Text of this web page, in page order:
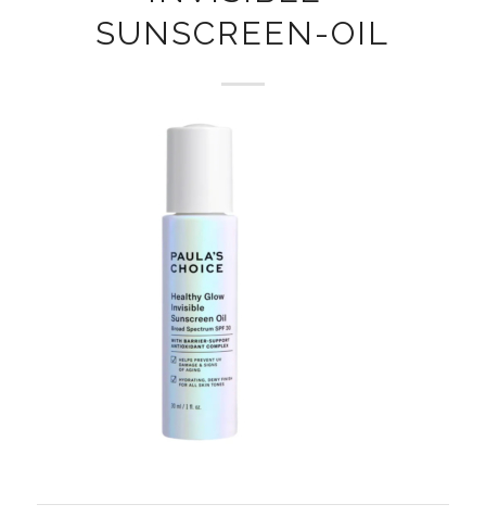
SUNSCREEN-OIL